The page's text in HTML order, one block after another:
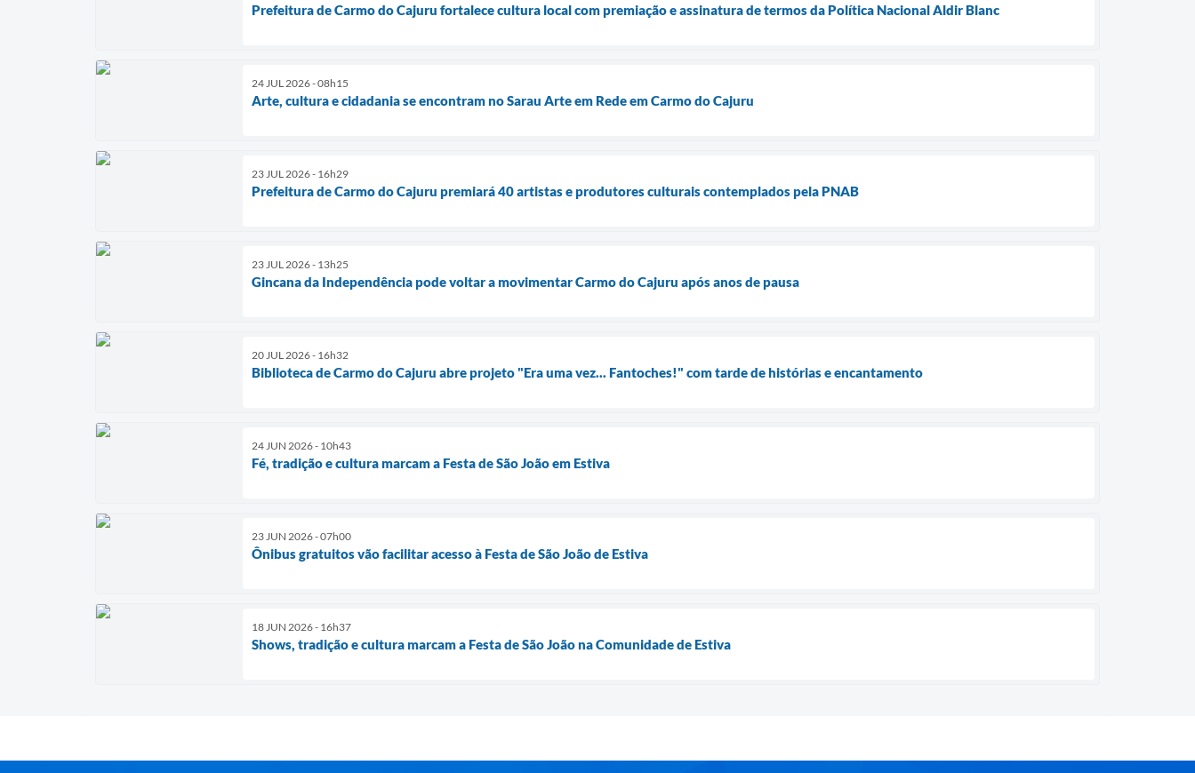
Prefeitura de Carmo do Cajuru fortalece cultura local com premiação e assinatura de termos da Política Nacional Aldir Blanc
24 JUL 2026 - 08h15
Arte, cultura e cidadania se encontram no Sarau Arte em Rede em Carmo do Cajuru
23 JUL 2026 - 16h29
Prefeitura de Carmo do Cajuru premiará 40 artistas e produtores culturais contemplados pela PNAB
23 JUL 2026 - 13h25
Gincana da Independência pode voltar a movimentar Carmo do Cajuru após anos de pausa
20 JUL 2026 - 16h32
Biblioteca de Carmo do Cajuru abre projeto "Era uma vez... Fantoches!" com tarde de histórias e encantamento
24 JUN 2026 - 10h43
Fé, tradição e cultura marcam a Festa de São João em Estiva
23 JUN 2026 - 07h00
Ônibus gratuitos vão facilitar acesso à Festa de São João de Estiva
18 JUN 2026 - 16h37
Shows, tradição e cultura marcam a Festa de São João na Comunidade de Estiva